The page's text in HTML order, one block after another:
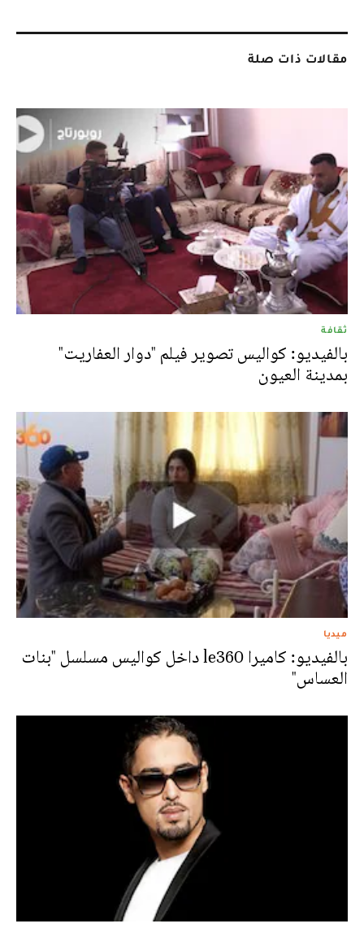
مقالات ذات صلة
ثقافة
بالفيديو: كواليس تصوير فيلم "دوار العفاريت"
بمدينة العيون
ميديا
بالفيديو: كاميرا le360 داخل كواليس مسلسل "بنات
العساس"